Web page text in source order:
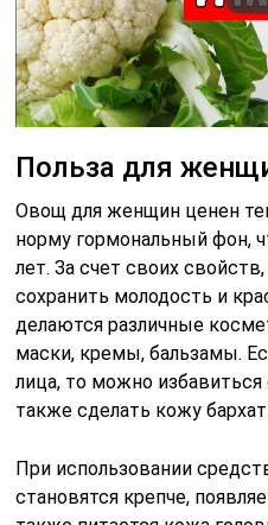
Польза для
Овощ для женщин ценен
норму гормональный фон,
лет. За счет своих
сохранить молодость и
делаются различные
маски, кремы, бальзамы.
лица, то можно
также сделать кожу
При использовании
становятся крепче,